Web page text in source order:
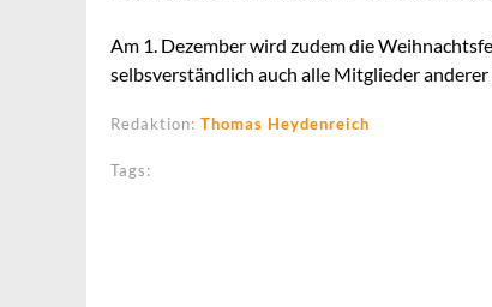
Am 1. Dezember wird zudem die
selbsverständlich auch alle Mitglieder
Redaktion: Thomas Heydenreich
Tags: